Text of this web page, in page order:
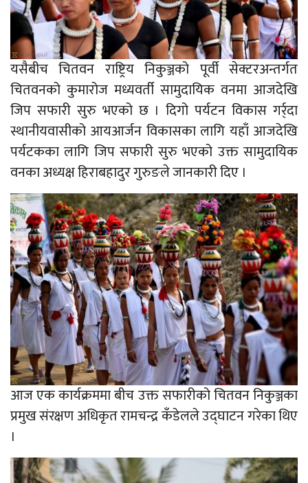
यसैबीच चितवन राष्ट्रिय निकुञ्जको पूर्वी सेक्टरअन्तर्गत
चितवनको कुमारोज मध्यवर्ती सामुदायिक वनमा आजदेखि
जिप सफारी सुरु भएको छ । दिगो पर्यटन विकास गर्र्दा
स्थानीयवासीको आयआर्जन विकासका लागि यहाँ आजदेखि
पर्यटकका लागि जिप सफारी सुरु भएको उक्त सामुदायिक
वनका अध्यक्ष हिराबहादुर गुरुङले जानकारी दिए ।
आज एक कार्यक्रममा बीच उक्त सफारीको चितवन निकुञ्जका
प्रमुख संरक्षण अधिकृत रामचन्द्र कँडेलले उद्घाटन गरेका थिए
।